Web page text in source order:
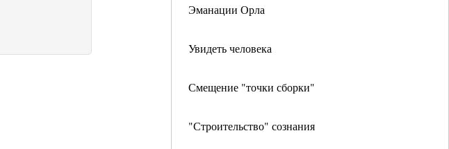
Эманации Орла
Увидеть человека
Смещение "точки сборки"
"Строительство" сознания